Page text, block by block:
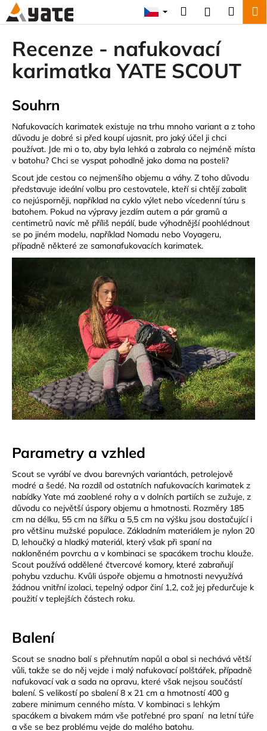
Přejít
na
obsah
HledatPřihlášení
Recenze - nafukovací
karimatka YATE SCOUT
Souhrn
Nafukovacích karimatek existuje na trhu mnoho variant a z toho
důvodu je dobré si před koupí ujasnit, pro jaký účel ji chci
používat. Jde mi o to, aby byla lehká a zabrala co nejméně místa
v batohu? Chci se vyspat pohodlně jako doma na posteli?
Scout jde cestou co nejmenšího objemu a váhy. Z toho důvodu
představuje ideální volbu pro cestovatele, kteří si chtějí zabalit
co nejúsporněji, například na cyklo výlet nebo vícedenní túru s
batohem. Pokud na výpravy jezdím autem a pár gramů a
centimetrů navíc mě příliš nepálí, bude výhodnější poohlédnout
se po jiném modelu, například Nomadu nebo Voyageru,
případně některé ze samonafukovacích karimatek.
Parametry a vzhled
Scout se vyrábí ve dvou barevných variantách, petrolejově
modré a šedé. Na rozdíl od ostatních nafukovacích karimatek z
nabídky Yate má zaoblené rohy a v dolních partiích se zužuje, z
důvodu co největší úspory objemu a hmotnosti. Rozměry 185
cm na délku, 55 cm na šířku a 5,5 cm na výšku jsou dostačující i
pro většinu mužské populace. Základním materiálem je nylon 20
D, lehoučký a hladký materiál, který však při spaní na
nakloněném povrchu a v kombinaci se spacákem trochu klouže.
Scout používá oddělené čtvercové komory, které zabraňují
pohybu vzduchu. Kvůli úspoře objemu a hmotnosti nevyužívá
žádnou vnitřní izolaci, tepelný odpor činí 1,2, což jej předurčuje k
použití v teplejších částech roku.
Balení
Scout se snadno balí s přehnutím napůl a obal si nechává větší
vůli, takže se do něj vejde i malý nafukovací polštářek, případně
nafukovací vak a sada na opravu, které však nejsou součástí
balení. S velikostí po sbalení 8 x 21 cm a hmotností 400 g
zabere minimum cenného místa. V kombinaci s lehkým
spacákem a bivakem mám vše potřebné pro spaní na letní túře
a vše se bez problému vejde do malého batohu.
o
C
o
p
o
t
ř
e
b
u
j
e
t
e
j
í
t
?
HLEDAT
D
o
p
o
r
u
č
u
j
e
m
e
JOMA
SIERRA
25
BĚŽECKÉ
TRAILOVÉ
BOTY
PÁNSKÉ
BLUE
1